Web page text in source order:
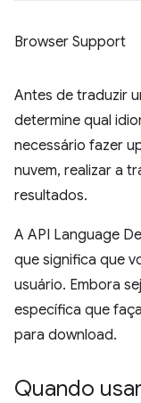
Browser Support
Antes de traduzir
determine qual
necessário fazer
nuvem, realizar a
resultados.
A API Language
que significa que
usuário. Embora
específica que
para download.
Quando